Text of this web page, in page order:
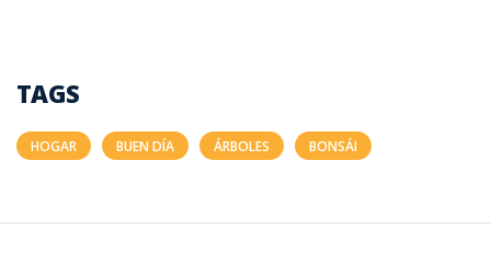
TAGS
HOGAR BUEN DÍA ÁRBOLES BONSÁI